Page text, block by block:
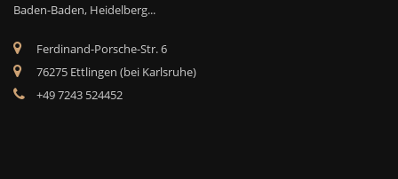
Baden-Baden, Heidelberg...
Ferdinand-Porsche-Str. 6
76275 Ettlingen (bei Karlsruhe)
+49 7243 524452